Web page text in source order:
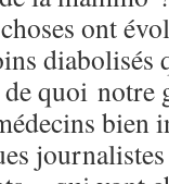
ont
diabolisés
de quoi
bien